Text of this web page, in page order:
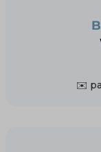
✉️